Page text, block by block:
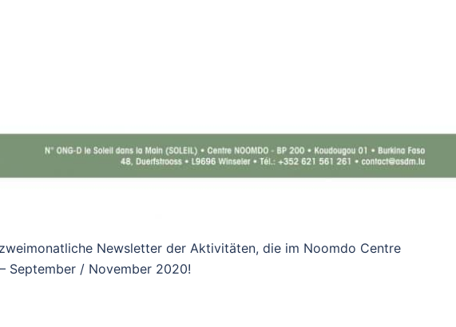
Newsletter der Aktivitäten, die im Noomdo Centre
September / November 2020!